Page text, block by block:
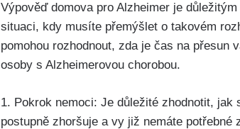
Výpověď domova pro Alzheimer je
situaci, kdy musíte přemýšlet o takovém
pomohou rozhodnout, zda je čas na
osoby s Alzheimerovou chorobou.
1. Pokrok nemoci: Je důležité zhodnotit,
postupně zhoršuje a vy již nemáte